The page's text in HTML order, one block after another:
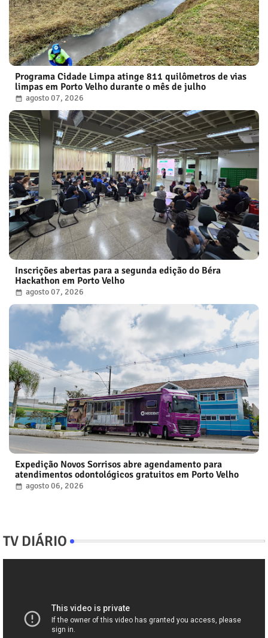
Programa Cidade Limpa atinge 811 quilômetros de vias
limpas em Porto Velho durante o mês de julho
agosto 07, 2026
Inscrições abertas para a segunda edição do Béra
Hackathon em Porto Velho
agosto 07, 2026
Expedição Novos Sorrisos abre agendamento para
atendimentos odontológicos gratuitos em Porto Velho
agosto 06, 2026
TV DIÁRIO